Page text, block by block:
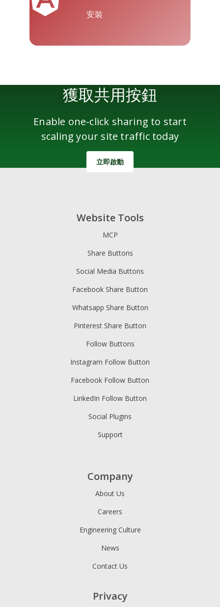
安裝
獲取共用按鈕
Enable one-click sharing to start
scaling your site traffic today
立即啟動
Website Tools
MCP
Share Buttons
Social Media Buttons
Facebook Share Button
Whatsapp Share Button
Pinterest Share Button
Follow Buttons
Instagram Follow Button
Facebook Follow Button
LinkedIn Follow Button
Social Plugins
Support
Company
About Us
Careers
Engineering Culture
News
Contact Us
Privacy